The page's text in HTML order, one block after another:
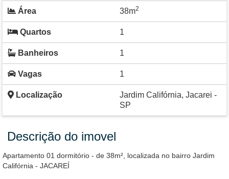
Área 38m2
Quartos 1
Banheiros 1
Vagas 1
Localização
Jardim Califórnia, Jacarei -
SP
Descrição do imovel
Apartamento 01 dormitório - de 38m², localizada no bairro Jardim
Califórnia - JACAREÍ